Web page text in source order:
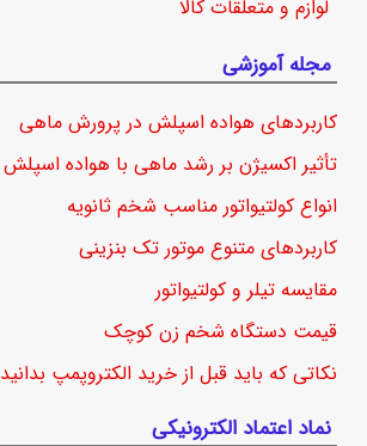
لوازم و متعلقات کالا
مجله آموزشی
کاربردهای هواده اسپلش در پرورش ماهی
تأثیر اکسیژن بر رشد ماهی با هواده اسپلش
انواع کولتیواتور مناسب شخم ثانویه
کاربردهای متنوع موتور تک بنزینی
مقایسه تیلر و کولتیواتور
قیمت دستگاه شخم زن کوچک
نکاتی که باید قبل از خرید الکتروپمپ بدانید
نماد اعتماد الکترونیکی